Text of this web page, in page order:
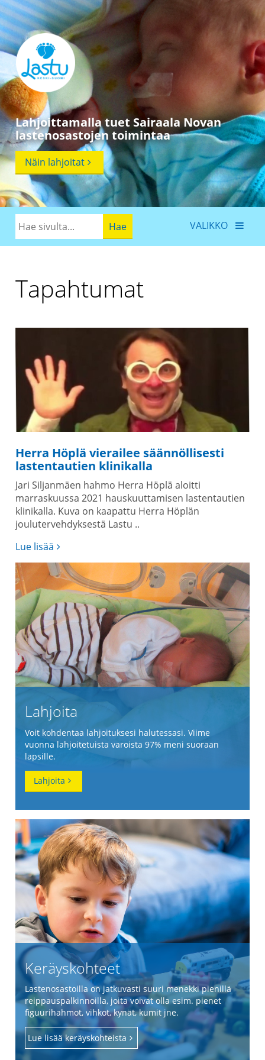
Lahjoittamalla tuet Sairaala Novan
lastenosastojen toimintaa
Näin lahjoitat
VALIKKO
Tapahtumat
Herra Höplä vierailee säännöllisesti
lastentautien klinikalla
Jari Siljanmäen hahmo Herra Höplä aloitti
marraskuussa 2021 hauskuuttamisen lastentautien
klinikalla. Kuva on kaapattu Herra Höplän
joulutervehdyksestä Lastu ..
Lue lisää
Lahjoita
Voit kohdentaa lahjoituksesi halutessasi. Viime
vuonna lahjoitetuista varoista 97% meni suoraan
lapsille.
Lahjoita
Keräyskohteet
Lastenosastoilla on jatkuvasti suuri menekki pienillä
reippauspalkinnoilla, joita voivat olla esim. pienet
figuurihahmot, vihkot, kynät, kumit jne.
Lue lisää keräyskohteista